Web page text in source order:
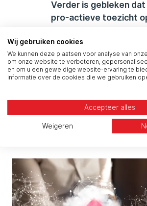
Verder is gebleken
pro-actieve toezicht
server zeer waardevol
eventuele problemen
te lossen”
De Internet Manager
Airbus
Gerelateerde
Wij gebruiken cookies
We kunnen deze plaatsen voor analyse van
om onze website te verbeteren,
en om u een geweldige website-ervaring te
informatie over de cookies die we gebruiken
Accepteer alles
Weigeren